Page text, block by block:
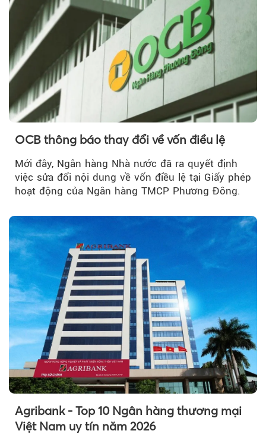
OCB thông báo thay đổi về vốn điều lệ
Mới đây, Ngân hàng Nhà nước đã ra quyết định
việc sửa đổi nội dung về vốn điều lệ tại Giấy phép
hoạt động của Ngân hàng TMCP Phương Đông.
Agribank - Top 10 Ngân hàng thương mại
Việt Nam uy tín năm 2026